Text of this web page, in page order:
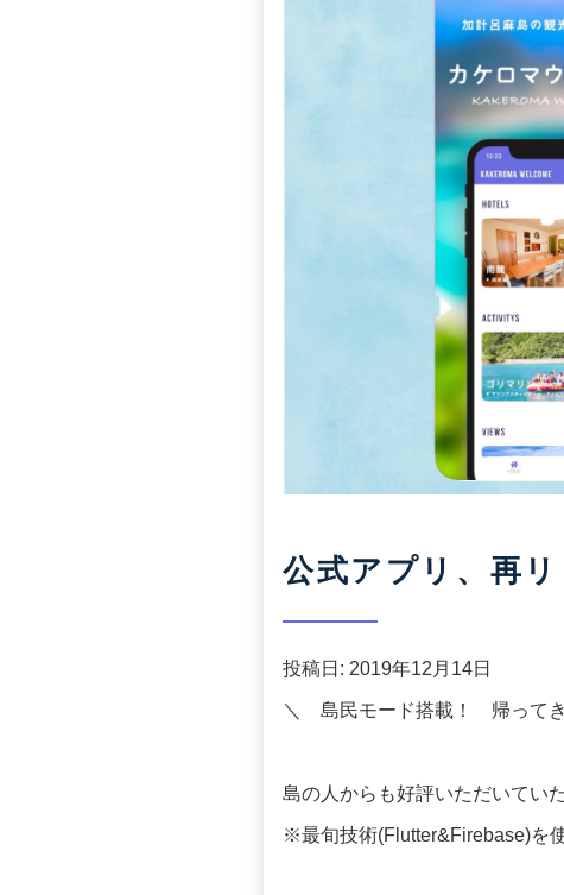
公式アプリ、再
投稿日: 2019年12月14日
＼ 島民モード搭載！ 帰って
島の人からも好評いただいてい
※最旬技術(Flutter&Firebase)を